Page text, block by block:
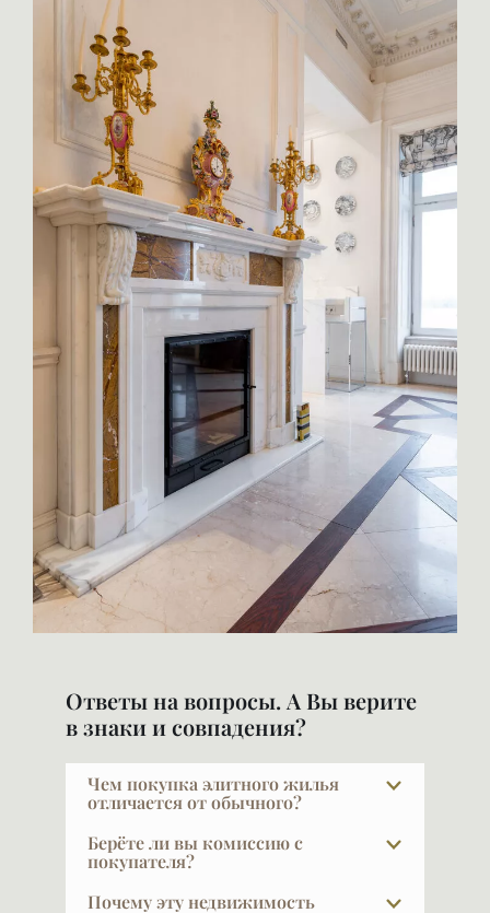
Ответы на вопросы. А Вы верите
в знаки и совпадения?
Чем покупка элитного жилья
отличается от обычного?
У покупателя элитной недвижимости уже
есть жильё — и не одно. Он не решает
Он покупает действительно то, что его
Берёте ли вы комиссию с
покупателя?
При покупке в новых проектах — нет.
Почему эту недвижимость